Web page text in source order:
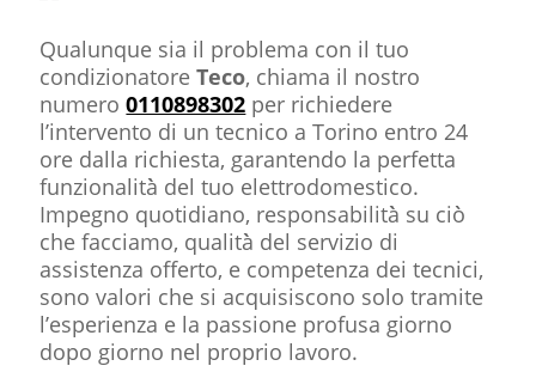
Qualunque sia il problema con il tuo
condizionatoreTeco, chiama il nostro
numero0110898302 per richiedere
l’intervento di un tecnico a Torino entro 24
ore dalla richiesta, garantendo la perfetta
funzionalità̀ del tuo elettrodomestico.
Impegno quotidiano, responsabilità̀ su ciò̀
che facciamo, qualità̀ del servizio di
assistenza offerto, e competenza dei tecnici,
sono valori che si acquisiscono solo tramite
l’esperienza e la passione profusa giorno
dopo giorno nel proprio lavoro.